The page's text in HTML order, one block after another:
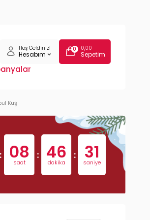
Hoş Geldiniz!
Hesabım
0 0,00
Sepetim
Kuş
08
saat 46
dakika 30
saniye